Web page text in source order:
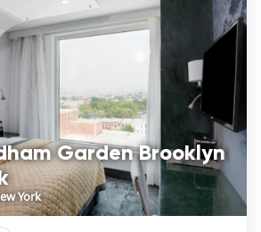
Garden Brooklyn
York